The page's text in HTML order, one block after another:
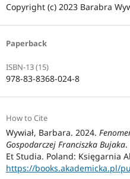
Copyright (c) 2023 Barabra
Paperback
ISBN-13 (15)
978-83-8368-024-8
How to Cite
Wywiał, Barbara. 2024.
Gospodarczej Franciszka Bujaka.
Et Studia. Poland: Księgarnia
https://books.akademicka.pl/